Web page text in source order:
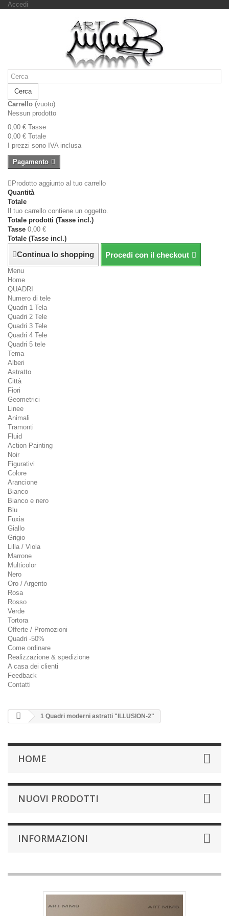
Accedi
Cerca
Carrello (vuoto)
Nessun prodotto
0,00 € Tasse
0,00 € Totale
I prezzi sono IVA inclusa
Pagamento
Prodotto aggiunto al tuo carrello
Quantità
Totale
Il tuo carrello contiene un oggetto.
Totale prodotti (Tasse incl.)
Tasse 0,00 €
Totale (Tasse incl.)
Continua lo shopping Procedi con il checkout
Menu
Home
QUADRI
Numero di tele
Quadri 1 Tela
Quadri 2 Tele
Quadri 3 Tele
Quadri 4 Tele
Quadri 5 tele
Tema
Alberi
Astratto
Città
Fiori
Geometrici
Linee
Animali
Tramonti
Fluid
Action Painting
Noir
Figurativi
Colore
Arancione
Bianco
Bianco e nero
Blu
Fuxia
Giallo
Grigio
Lilla / Viola
Marrone
Multicolor
Nero
Oro / Argento
Rosa
Rosso
Verde
Tortora
Offerte / Promozioni
Quadri -50%
Come ordinare
Realizzazione & spedizione
A casa dei clienti
Feedback
Contatti
1 Quadri moderni astratti "ILLUSION-2"
HOME
NUOVI PRODOTTI
INFORMAZIONI